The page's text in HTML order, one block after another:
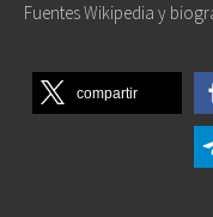
Fuentes Wikipedia y
compartir